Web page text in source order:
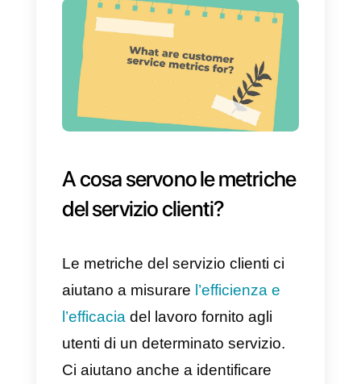
distribuite le chat che hanno
interagito con il bot di routing
automatico.
Nota: questo tipo di metrica è
solo se utilizzi lo strumento
7) Numero di casi gestiti /
reindirizzati
Questa metrica mostra il numero